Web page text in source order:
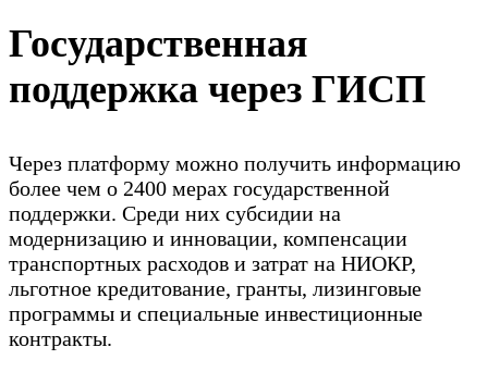
Государственная
поддержка через ГИСП
Через платформу можно получить информацию
более чем о 2400 мерах государственной
поддержки. Среди них субсидии на
модернизацию и инновации, компенсации
транспортных расходов и затрат на НИОКР,
льготное кредитование, гранты, лизинговые
программы и специальные инвестиционные
контракты.